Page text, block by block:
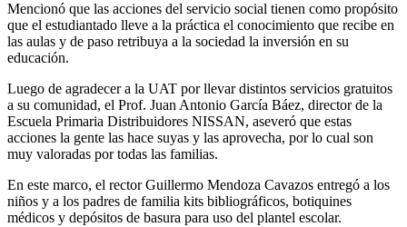
Mencionó que las acciones del servicio social tienen como propósito
que el estudiantado lleve a la práctica el conocimiento que recibe en
las aulas y de paso retribuya a la sociedad la inversión en su
educación.
Luego de agradecer a la UAT por llevar distintos servicios gratuitos
a su comunidad, el Prof. Juan Antonio García Báez, director de la
Escuela Primaria Distribuidores NISSAN, aseveró que estas
acciones la gente las hace suyas y las aprovecha, por lo cual son
muy valoradas por todas las familias.
En este marco, el rector Guillermo Mendoza Cavazos entregó a los
niños y a los padres de familia kits bibliográficos, botiquines
médicos y depósitos de basura para uso del plantel escolar.